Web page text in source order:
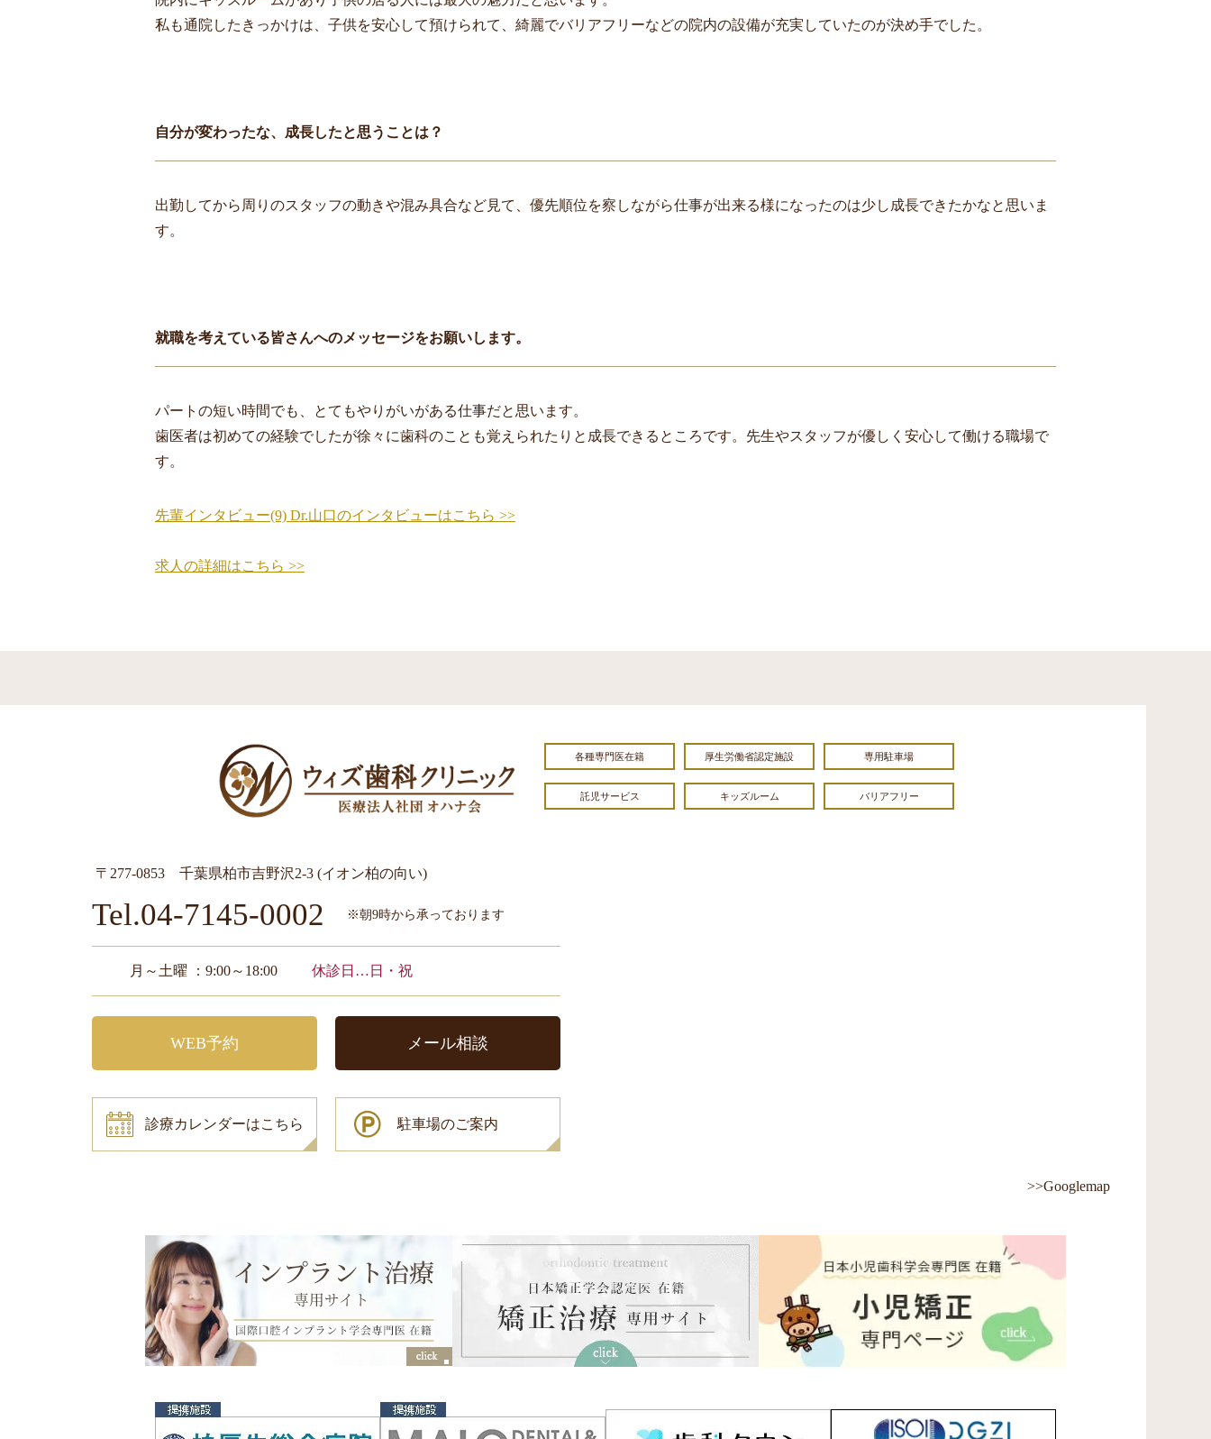
私も通院したきっかけは、子供を安心して預けられて、綺麗でバリアフリーなどの院内の設備が充実していたのが決め手でした。
自分が変わったな、成長したと思うことは？
出勤してから周りのスタッフの動きや混み具合など見て、優先順位を察しながら仕事が出来る様になったのは少し成長できたかなと思いま
す。
就職を考えている皆さんへのメッセージをお願いします。
パートの短い時間でも、とてもやりがいがある仕事だと思います。
歯医者は初めての経験でしたが徐々に歯科のことも覚えられたりと成長できるところです。先生やスタッフが優しく安心して働ける職場で
す。
先輩インタビュー(9) Dr.山口のインタビューはこちら >>
求人の詳細はこちら >>
各種専門医在籍 厚生労働省認定施設 専用駐車場
託児サービス キッズルーム バリアフリー
〒277-0853 千葉県柏市吉野沢2-3 (イオン柏の向い)
Tel.04-7145-0002 ※朝9時から承っております
月～土曜 ：9:00～18:00 休診日…日・祝
WEB予約 メール相談
診療カレンダーはこちら 駐車場のご案内
>>Googlemap